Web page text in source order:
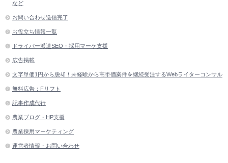
など
お問い合わせ送信完了
お役立ち情報一覧
ドライバー派遣SEO・採用マーケ支援
広告掲載
文字単価1円から脱却！未経験から高単価案件を継続受注するWebライターコンサル
無料広告：Fリフト
記事作成代行
農業ブログ・HP支援
農業採用マーケティング
運営者情報・お問い合わせ